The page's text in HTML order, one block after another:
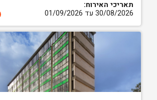
תאריכי האירוח:
30/08/2026 עד 01/09/2026